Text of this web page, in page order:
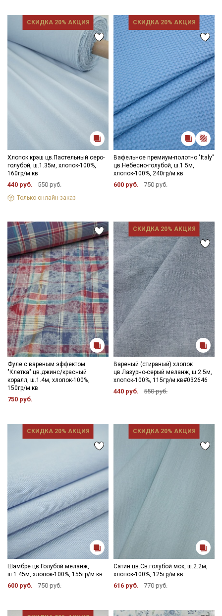
СКИДКА 20% АКЦИЯ
Хлопок крэш цв.Пастельный серо-
голубой, ш.1.35м, хлопок-100%,
160гр/м.кв
440 руб. 550 руб.
Только онлайн-заказ
СКИДКА 20% АКЦИЯ
Вафельное премиум-полотно "Italy"
цв.Небесно-голубой, ш.1.5м,
хлопок-100%, 240гр/м.кв
600 руб. 750 руб.
Фуле с вареным эффектом
"Клетка" цв.джинс/красный
коралл, ш.1.4м, хлопок-100%,
150гр/м.кв
750 руб.
СКИДКА 20% АКЦИЯ
Вареный (стираный) хлопок
цв.Лазурно-серый меланж, ш.2.5м,
хлопок-100%, 115гр/м.кв#032646
440 руб. 550 руб.
СКИДКА 20% АКЦИЯ
Шамбре цв.Голубой меланж,
ш.1.45м, хлопок-100%, 155гр/м.кв
600 руб. 750 руб.
СКИДКА 20% АКЦИЯ
Сатин цв.Св.голубой мох, ш.2.2м,
хлопок-100%, 125гр/м.кв
616 руб. 770 руб.